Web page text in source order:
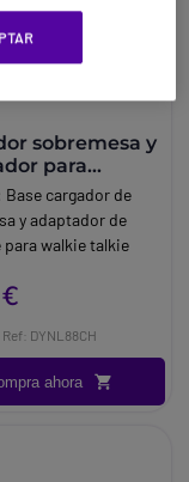
sobremesa y
para
L88
Base cargador de
y adaptador de
walkie talkie
Ref: DYNL88CH
ahora